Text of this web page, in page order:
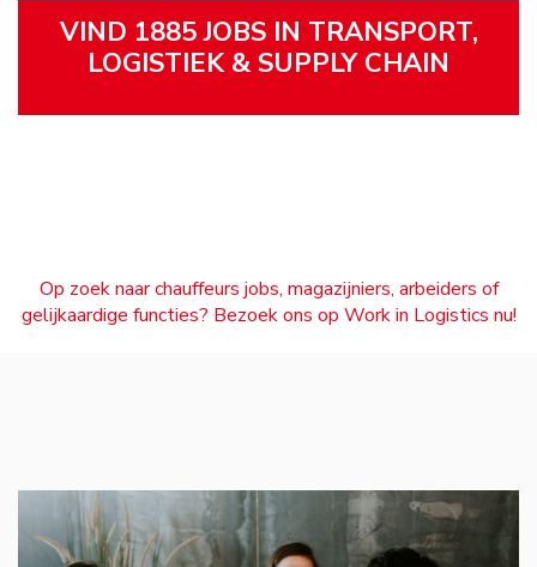
VIND 1885 JOBS IN TRANSPORT,
LOGISTIEK & SUPPLY CHAIN
Op zoek naar chauffeurs jobs, magazijniers, arbeiders of
gelijkaardige functies? Bezoek ons op Work in Logistics nu!